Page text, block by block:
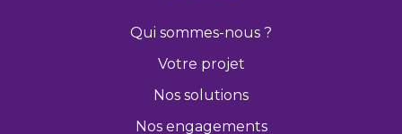
Qui sommes-nous ?
Votre projet
Nos solutions
Nos engagements